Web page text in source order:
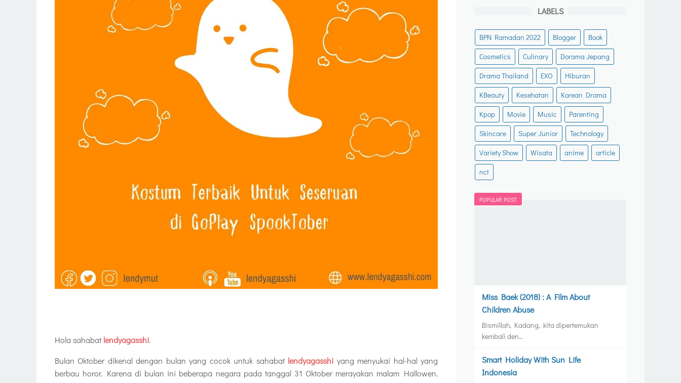
Hola sahabatlendyagasshi.
Bulan Oktober dikenal dengan bulan yang cocok untuk sahabat lendyagasshi yang menyukai hal-hal yang
berbau horor. Karena di bulan ini beberapa negara pada tanggal 31 Oktober merayakan malam Hallowen.
LABELS
BPN Ramadan 2022 Blogger
Book
Cosmetics
Culinary
Dorama Jepang
Drama Thailand
EXO
Hiburan
KBeauty
Kesehatan
Korean Drama
Kpop
Movie Music
Parenting
Skincare
Super Junior
Technology
Variety Show
Wisata anime
article
nct
POPULAR POST
Miss Baek (2018) : A Film About
Children Abuse
Bismillah, Kadang, kita dipertemukan
kembali den…
Smart Holiday With Sun Life
Indonesia